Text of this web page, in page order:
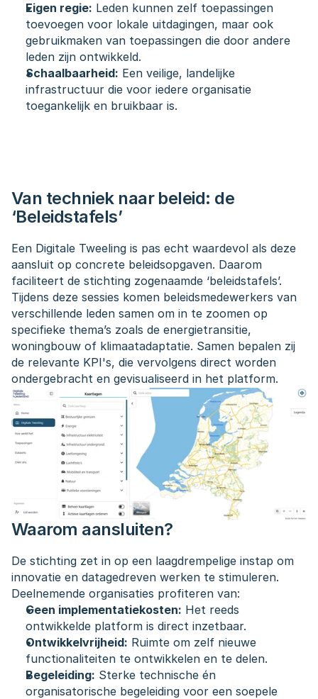
Eigen regie: Leden kunnen zelf toepassingen
toevoegen voor lokale uitdagingen, maar ook
gebruikmaken van toepassingen die door andere
leden zijn ontwikkeld.
Schaalbaarheid: Een veilige, landelijke
infrastructuur die voor iedere organisatie
toegankelijk en bruikbaar is.
Van techniek naar beleid: de
‘Beleidstafels’
Een Digitale Tweeling is pas echt waardevol als deze
aansluit op concrete beleidsopgaven. Daarom
faciliteert de stichting zogenaamde ‘beleidstafels’.
Tijdens deze sessies komen beleidsmedewerkers van
verschillende leden samen om in te zoomen op
specifieke thema’s zoals de energietransitie,
woningbouw of klimaatadaptatie. Samen bepalen zij
de relevante KPI's, die vervolgens direct worden
ondergebracht en gevisualiseerd in het platform.
Waarom aansluiten?
De stichting zet in op een laagdrempelige instap om
innovatie en datagedreven werken te stimuleren.
Deelnemende organisaties profiteren van:
Geen implementatiekosten: Het reeds
ontwikkelde platform is direct inzetbaar.
Ontwikkelvrijheid: Ruimte om zelf nieuwe
functionaliteiten te ontwikkelen en te delen.
Begeleiding: Sterke technische én
organisatorische begeleiding voor een soepele